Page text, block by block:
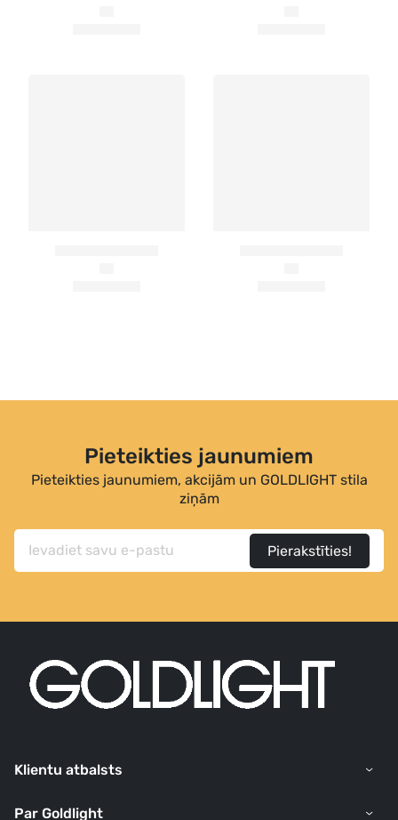
Pieteikties jaunumiem
Pieteikties jaunumiem, akcijām un GOLDLIGHT stila
ziņām
Pierakstīties!
Klientu atbalsts
Par Goldlight